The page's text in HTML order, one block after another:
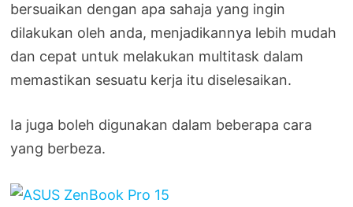
bersuaikan dengan apa sahaja yang ingin
dilakukan oleh anda, menjadikannya lebih mudah
dan cepat untuk melakukan multitask dalam
memastikan sesuatu kerja itu diselesaikan.
Ia juga boleh digunakan dalam beberapa cara
yang berbeza.